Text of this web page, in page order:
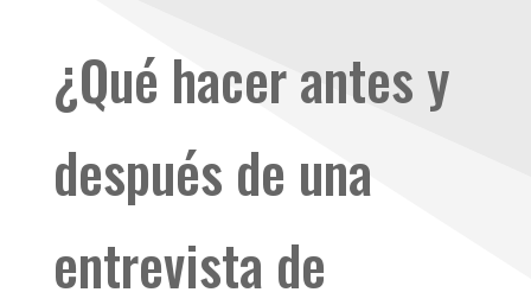
¿Qué hacer antes y
después de una
entrevista de